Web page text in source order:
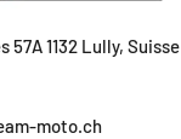
57A 1132 Lully, Suisse
moto.ch